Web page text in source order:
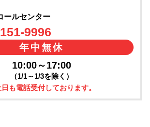
ールセンター
9996
年中無休
10:00～17:00
（1/1～1/3を除く）
も電話受付しております。